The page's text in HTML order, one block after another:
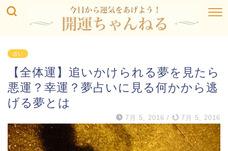
占い
【全体運】追いかけられる夢を見たら
悪運？幸運？夢占いに見る何かから逃
げる夢とは
7月 5, 2016 / 7月 5, 2016